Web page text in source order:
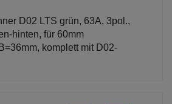
D02 LTS grün, 63A, 3pol.,
hinten, für 60mm
komplett mit D02-